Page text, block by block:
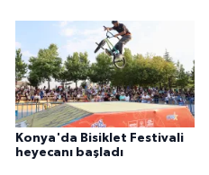
Konya'da Bisiklet Festivali
heyecanı başladı